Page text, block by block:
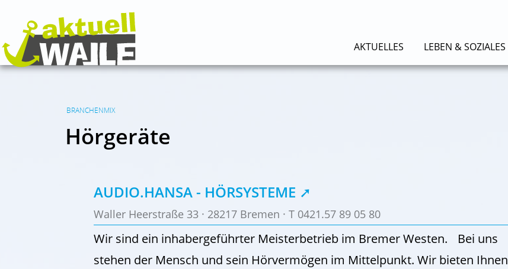
AKTUELLES LEBEN & SOZIALES
BRANCHENMIX
Hörgeräte
AUDIO.HANSA - HÖRSYSTEME
Waller Heerstraße 33 · 28217 Bremen · T 0421.57 89 05 80
Wir sind ein inhabergeführter Meisterbetrieb im Bremer Westen. Bei uns
stehen der Mensch und sein Hörvermögen im Mittelpunkt. Wir bieten Ihnen